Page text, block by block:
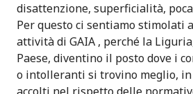
disattenzione, superficialità,
Per questo ci sentiamo stimolati
attività di GAIA , perché la
Paese, diventino il posto dove i
o intolleranti si trovino meglio,